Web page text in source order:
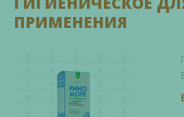
ПРИМЕНЕНИЯ